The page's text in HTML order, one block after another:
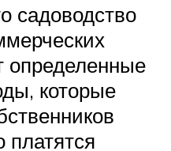
садоводство
определенные
которые
платятся